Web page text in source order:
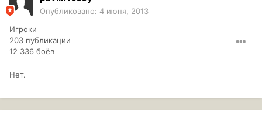
Опубликовано: 4 июня, 2013
Игроки
203 публикации
12 336 боёв
Нет.